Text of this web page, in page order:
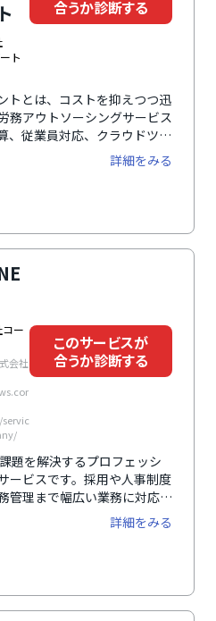
ト
合うか診断する
とは、コストを抑えつつ迅
務アウトソーシングサービス
、従業員対応、クラウドツー
業務を一括して代行します。
詳細をみる
ー
会社
このサービスが
合うか診断する
題を解決するプロフェッシ
ービスです。採用や人事制度
管理まで幅広い業務に対応可
ングで適切な人材を活用でき
専門知識を持つ人材が多数登
応じた最適なマッチングを
詳細をみる